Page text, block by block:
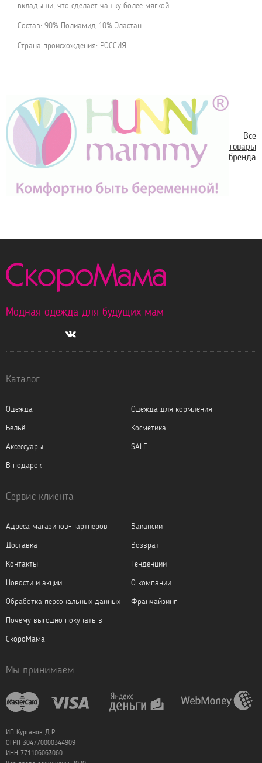
вкладыши, что сделает чашку более мягкой.
Состав: 90% Полиамид 10% Эластан
Страна происхождения: РОССИЯ
Все
товары
бренда
Модная одежда для будущих мам
Каталог
Одежда
Одежда для кормления
Бельё
Косметика
Аксессуары
SALE
В подарок
Сервис клиента
Адреса магазинов-партнеров
Вакансии
Доставка
Возврат
Контакты
Тенденции
Новости и акции
О компании
Обработка персональных данных
Франчайзинг
Почему выгодно покупать в
СкороМама
Мы принимаем:
ИП Курганов Д.Р.
ОГРН 304770000344909
ИНН 771106063060